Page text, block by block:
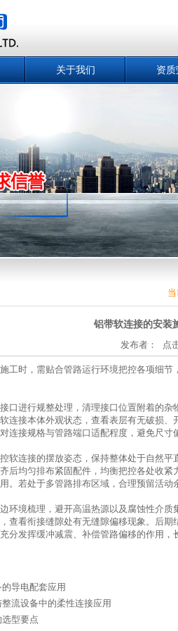
关于我们 资
铝带软连接的安装
发布者： 点
工时，需贴合管路运行环境把控各项细
口进行规整处理，清理接口位置附着的
连接本体外观状态，查看表层有无破损
连接规格与管路端口适配程度，避免尺寸
软连接的摆放姿态，保持整体处于自然
后均匀排布紧固配件，均衡把控各处收
。若处于多管路排布区域，合理预留活动
环境梳理，避开高温热源以及腐蚀性介
查看衔接缝隙处有无缝隙偏移现象。后
分发挥缓冲减震、补偿管路偏移的作用，
导电配套应用
流设备中的柔性连接应用
型要点